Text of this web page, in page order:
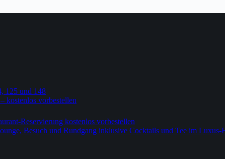
125 und 148
kostenlos vorbestellen
Reservierung kostenlos vorbestellen
Besuch und Rundgang inklusive Cocktails und Tee im Luxus-